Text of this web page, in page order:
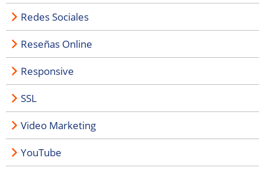
Redes Sociales
Reseñas Online
Responsive
SSL
Video Marketing
YouTube